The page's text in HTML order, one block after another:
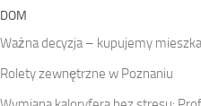
DOM
Ważna decyzja – kupujemy
Rolety zewnętrzne w Poznaniu